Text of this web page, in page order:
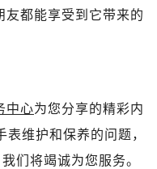
友都能享受到它带来的
中心为您分享的精彩内
维护和保养的问题，
们将竭诚为您服务。